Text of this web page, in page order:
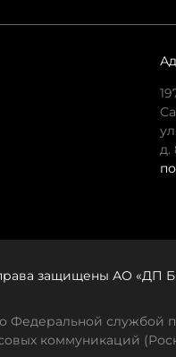
д.
защищены АО «ДП
Федеральной службой
коммуникаций